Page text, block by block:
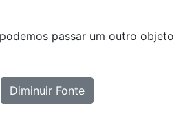
passar um outro objeto
Diminuir Fonte